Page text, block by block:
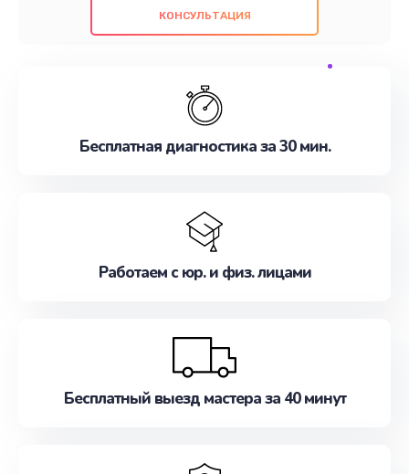
проведенных работ. Наша цель - предоставить
обслуживание, удовлетворяя их потребности
наилучшим образом. Не медлите записаться на
КОНСУЛЬТАЦИЯ
Бесплатная диагностика за 30 мин.
Работаем с юр. и физ. лицами
Бесплатный выезд мастера за 40 минут